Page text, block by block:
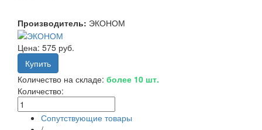
Производитель: ЭКОНОМ
Цена: 575 руб.
Количество на складе: более 10 шт.
Количество:
Сопутствующие товары